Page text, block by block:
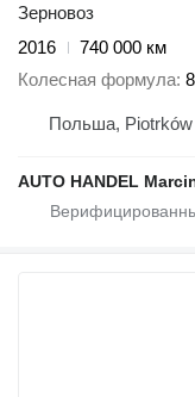
Зерновоз
2016
740 000 км
Колесная формула
Польша, Piotrków
AUTO HANDEL